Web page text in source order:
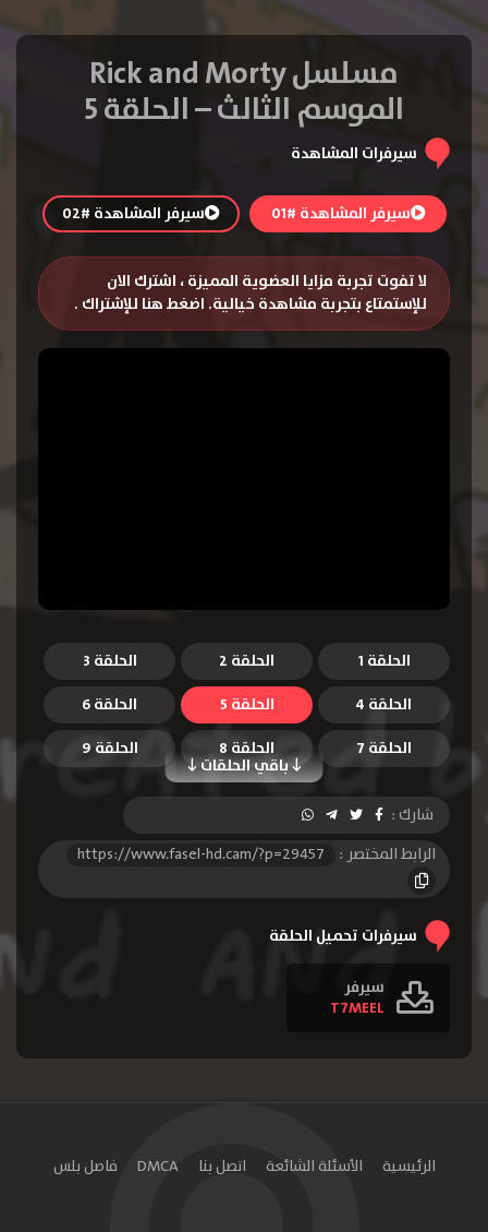
مسلسل Rick and Morty
الموسم الثالث – الحلقة 5
سيرفرات المشاهدة
سيرفر المشاهدة #01 سيرفر المشاهدة #02
لا تفوت تجربة مزايا العضوية المميزة ، اشترك الان
للإستمتاع بتجربة مشاهدة خيالية. اضغط هنا للإشتراك .
الحلقة 1 الحلقة 2
الحلقة 3
الحلقة 4
الحلقة 5 الحلقة 6
باقي الحلقات
الحلقة 7 الحلقة 8
الحلقة 9
الحلقة 10
شارك :
الرابط المختصر :
https://www.fasel-hd.cam/?p=29457
سيرفرات تحميل الحلقة
سيرفر
T7MEEL
الرئيسية الأسئلة الشائعة اتصل بنا DMCA فاصل بلس